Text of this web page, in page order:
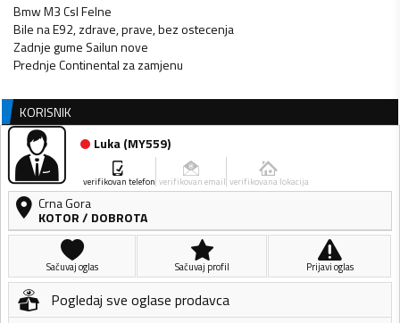
Bmw M3 Csl Felne
Bile na E92, zdrave, prave, bez ostecenja
Zadnje gume Sailun nove
Prednje Continental za zamjenu
KORISNIK
Luka(MY559)
verifikovan telefon verifikovan email verifikovana lokacija
Crna Gora
KOTOR/ DOBROTA
Sačuvaj oglas Sačuvaj profil Prijavi oglas
Pogledaj sve oglase prodavca